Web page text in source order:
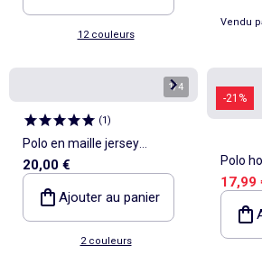
12 couleurs
Vendu
1/4
(1)
Polo en maille jersey
manches courtes
20,00 €
Ajouter au panier
2 couleurs
-21%
Polo
coton
Prix
17,99